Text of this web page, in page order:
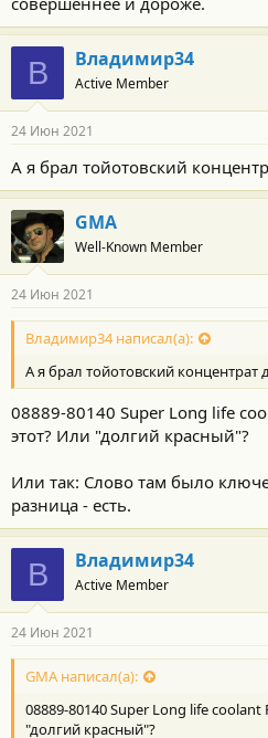
В Владимир34
Active Member
24 Июн 2021
А я брал тойотовский
GMA
Well-Known Member
24 Июн 2021
Владимир34 написал(а):
А я брал тойотовский концентрат
08889-80140 Super Long life
этот? Или "долгий красный"?
Или так: Слово там было
разница - есть.
В Владимир34
Active Member
24 Июн 2021
GMA написал(а):
08889-80140 Super Long life
"долгий красный"?